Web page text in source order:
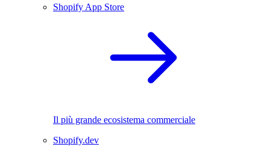
Shopify App Store
Il più grande ecosistema commerciale
Shopify.dev